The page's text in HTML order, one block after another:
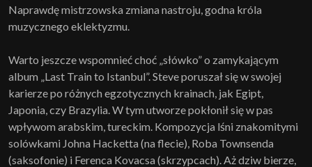
Naprawdę mistrzowska zmiana nastroju, godna króla
muzycznego eklektyzmu.
Warto jeszcze wspomnieć choć „słówko” o zamykającym
album „Last Train to Istanbul”. Steve poruszał się w swojej
karierze po różnych egzotycznych krainach, jak Egipt,
Japonia, czy Brazylia. W tym utworze pokłonił się w pas
wpływom arabskim, tureckim. Kompozycja lśni znakomitymi
solówkami Johna Hacketta (na flecie), Roba Townsenda
(saksofonie) i Ferenca Kovacsa (skrzypcach). Aż dziw bierze,